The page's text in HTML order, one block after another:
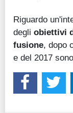
Riguardo
degli obiettivi
fusione, dopo
e del 2017